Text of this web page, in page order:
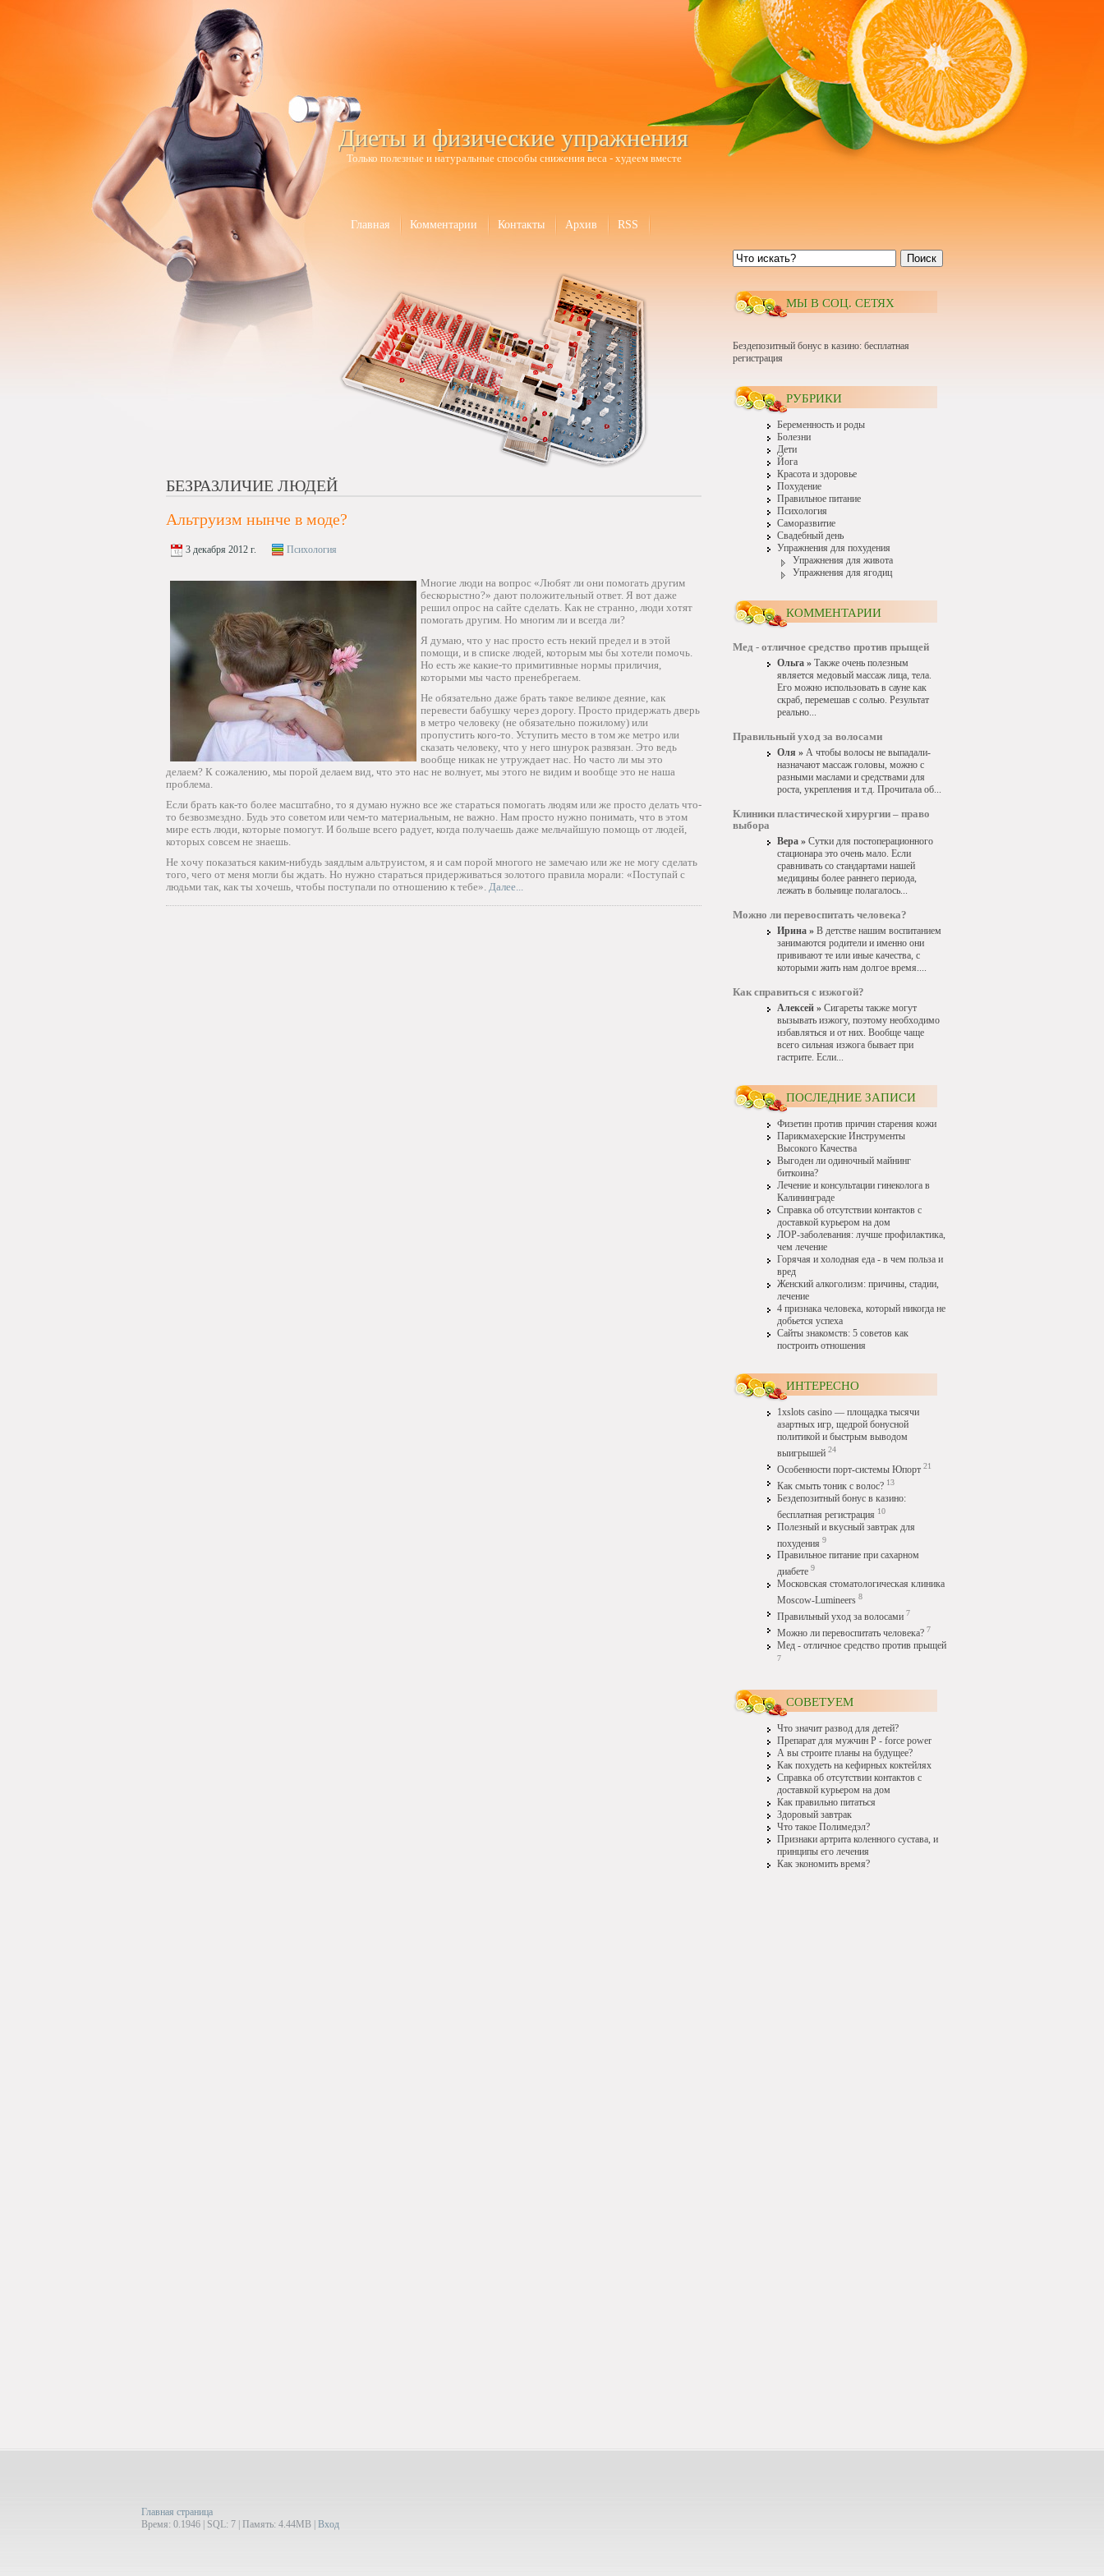
Диеты и физические упражнения
Только полезные и натуральные способы снижения веса - худеем вместе
Главная Комментарии Контакты Архив RSS
БЕЗРАЗЛИЧИЕ ЛЮДЕЙ
Альтруизм нынче в моде?
3 декабря 2012 г. Психология
Многие люди на вопрос «Любят ли они помогать другим
бескорыстно?» дают положительный ответ. Я вот даже
решил опрос на сайте сделать. Как не странно, люди хотят
помогать другим. Но многим ли и всегда ли?
Я думаю, что у нас просто есть некий предел и в этой
помощи, и в списке людей, которым мы бы хотели помочь.
Но есть же какие-то примитивные нормы приличия,
которыми мы часто пренебрегаем.
Не обязательно даже брать такое великое деяние, как
перевести бабушку через дорогу. Просто придержать дверь
в метро человеку (не обязательно пожилому) или
пропустить кого-то. Уступить место в том же метро или
сказать человеку, что у него шнурок развязан. Это ведь
вообще никак не утруждает нас. Но часто ли мы это
делаем? К сожалению, мы порой делаем вид, что это нас не волнует, мы этого не видим и вообще это не наша
проблема.
Если брать как-то более масштабно, то я думаю нужно все же стараться помогать людям или же просто делать что-
то безвозмездно. Будь это советом или чем-то материальным, не важно. Нам просто нужно понимать, что в этом
мире есть люди, которые помогут. И больше всего радует, когда получаешь даже мельчайшую помощь от людей,
которых совсем не знаешь.
Не хочу показаться каким-нибудь заядлым альтруистом, я и сам порой многого не замечаю или же не могу сделать
того, чего от меня могли бы ждать. Но нужно стараться придерживаться золотого правила морали: «Поступай с
людьми так, как ты хочешь, чтобы поступали по отношению к тебе». Далее...
Поиск
МЫ В СОЦ. СЕТЯХ
Бездепозитный бонус в казино: бесплатная
регистрация
РУБРИКИ
Беременность и роды
Болезни
Дети
Йога
Красота и здоровье
Похудение
Правильное питание
Психология
Саморазвитие
Свадебный день
Упражнения для похудения
Упражнения для живота
Упражнения для ягодиц
КОММЕНТАРИИ
Мед - отличное средство против прыщей
Ольга » Также очень полезным
является медовый массаж лица, тела.
Его можно использовать в сауне как
скраб, перемешав с солью. Результат
реально...
Правильный уход за волосами
Оля » А чтобы волосы не выпадали-
назначают массаж головы, можно с
разными маслами и средствами для
роста, укрепления и т.д. Прочитала об...
Клиники пластической хирургии – право
выбора
Вера » Сутки для постоперационного
стационара это очень мало. Если
сравнивать со стандартами нашей
медицины более раннего периода,
лежать в больнице полагалось...
Можно ли перевоспитать человека?
Ирина » В детстве нашим воспитанием
занимаются родители и именно они
прививают те или иные качества, с
которыми жить нам долгое время....
Как справиться с изжогой?
Алексей » Сигареты также могут
вызывать изжогу, поэтому необходимо
избавляться и от них. Вообще чаще
всего сильная изжога бывает при
гастрите. Если...
ПОСЛЕДНИЕ ЗАПИСИ
Физетин против причин старения кожи
Парикмахерские Инструменты
Высокого Качества
Выгоден ли одиночный майнинг
биткоина?
Лечение и консультации гинеколога в
Калининграде
Справка об отсутствии контактов с
доставкой курьером на дом
ЛОР-заболевания: лучше профилактика,
чем лечение
Горячая и холодная еда - в чем польза и
вред
Женский алкоголизм: причины, стадии,
лечение
4 признака человека, который никогда не
добьется успеха
Сайты знакомств: 5 советов как
построить отношения
ИНТЕРЕСНО
1xslots casino — площадка тысячи
азартных игр, щедрой бонусной
политикой и быстрым выводом
выигрышей 24
Особенности порт-системы Юпорт 21
Как смыть тоник с волос? 13
Бездепозитный бонус в казино:
бесплатная регистрация 10
Полезный и вкусный завтрак для
похудения 9
Правильное питание при сахарном
диабете 9
Московская стоматологическая клиника
Moscow-Lumineers 8
Правильный уход за волосами 7
Можно ли перевоспитать человека? 7
Мед - отличное средство против прыщей
7
СОВЕТУЕМ
Что значит развод для детей?
Препарат для мужчин P - force power
А вы строите планы на будущее?
Как похудеть на кефирных коктейлях
Справка об отсутствии контактов с
доставкой курьером на дом
Как правильно питаться
Здоровый завтрак
Что такое Полимедэл?
Признаки артрита коленного сустава, и
принципы его лечения
Как экономить время?
Главная страница
Время: 0.1946 | SQL: 7 | Память: 4.44MB Вход